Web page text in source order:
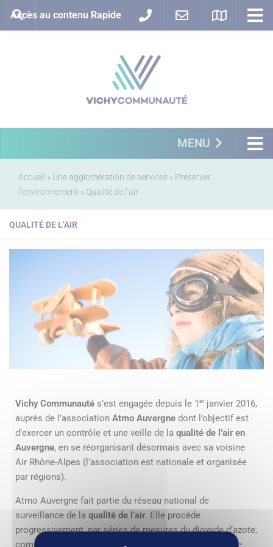
Accès au contenu Rapide
MENU
Accueil » Une agglomération de services » Préserver
l’environnement » Qualité de l’air
QUALITÉ DE L’AIR
Vichy Communauté s’est engagée depuis le 1er janvier 2016,
auprès de l’association Atmo Auvergne dont l’objectif est
d’exercer un contrôle et une veille de la qualité de l’air en
Auvergne, en se réorganisant désormais avec sa voisine
Air Rhône-Alpes (l’association est nationale et organisée
par régions).
Atmo Auvergne fait partie du réseau national de
surveillance de la qualité de l’air. Elle procède
progressivement, par séries de mesures du dioxyde d’azote,
composé chimique représentatif d’une pollution de type